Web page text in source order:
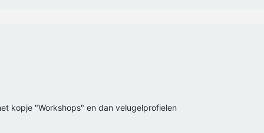
kopje "Workshops" en dan velugelprofielen